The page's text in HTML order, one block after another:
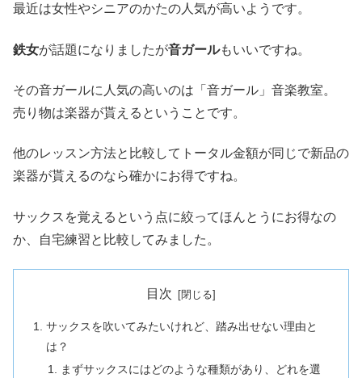
最近は女性やシニアのかたの人気が高いようです。
鉄女が話題になりましたが音ガールもいいですね。
その音ガールに人気の高いのは「音ガール」音楽教室。
売り物は楽器が貰えるということです。
他のレッスン方法と比較してトータル金額が同じで新品の
楽器が貰えるのなら確かにお得ですね。
サックスを覚えるという点に絞ってほんとうにお得なの
か、自宅練習と比較してみました。
目次
サックスを吹いてみたいけれど、踏み出せない理由と
は？
まずサックスにはどのような種類があり、どれを選